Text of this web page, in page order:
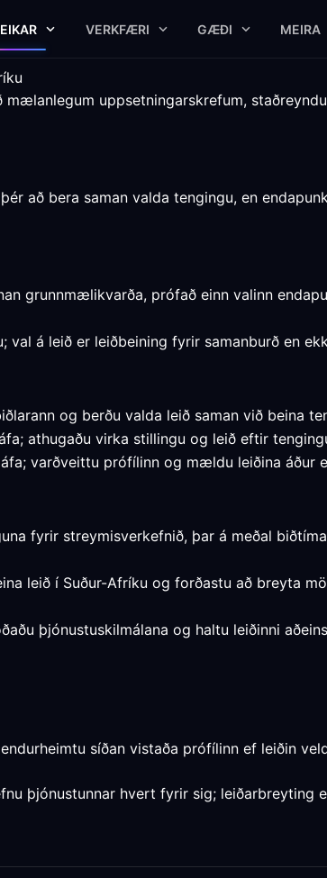
VERKFÆRI GÆÐI MEIRA
uppsetningarskrefum,
að bera saman valda tengingu, en
grunnmælikvarða, prófað einn valinn
á leið er leiðbeining fyrir samanburð en
og berðu valda leið saman við beina
athugaðu virka stillingu og leið eftir
varðveittu prófílinn og mældu leiðina áður
fyrir streymisverkefnið, þar á meðal
leið í Suður-Afríku og forðastu að breyta
þjónustuskilmálana og haltu leiðinni
síðan vistaða prófílinn ef leiðin
þjónustunnar hvert fyrir sig; leiðarbreyting